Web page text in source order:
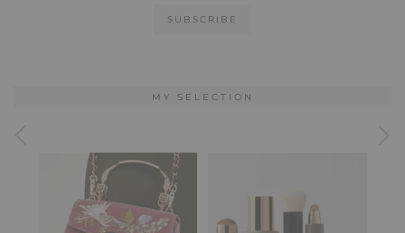
MY SELECTION